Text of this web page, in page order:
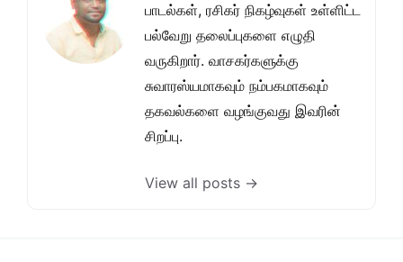
பாடல்கள், ரசிகர் நிகழ்வுகள் உள்ளிட்ட
பல்வேறு தலைப்புகளை எழுதி
வருகிறார். வாசகர்களுக்கு
சுவாரஸ்யமாகவும் நம்பகமாகவும்
தகவல்களை வழங்குவது இவரின்
சிறப்பு.
View all posts →